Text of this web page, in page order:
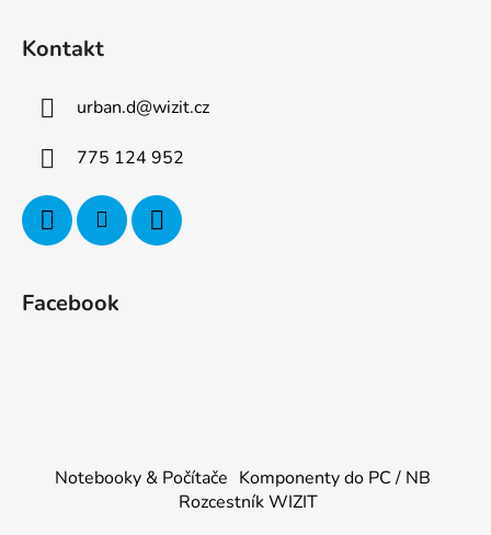
Kontakt
urban.d@wizit.cz
775 124 952
Facebook
Notebooky & Počítače Komponenty do PC / NB
Rozcestník WIZIT